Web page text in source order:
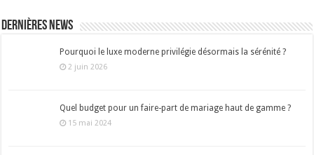
Dernières news
Pourquoi le luxe moderne privilégie désormais la sérénité ?
2 juin 2026
Quel budget pour un faire-part de mariage haut de gamme ?
15 mai 2024